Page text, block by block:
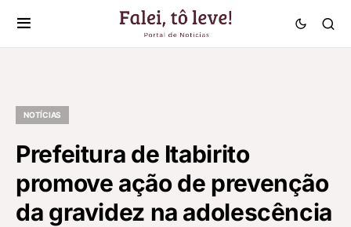
NOTÍCIAS
Prefeitura de Itabirito
promove ação de prevenção
da gravidez na adolescência